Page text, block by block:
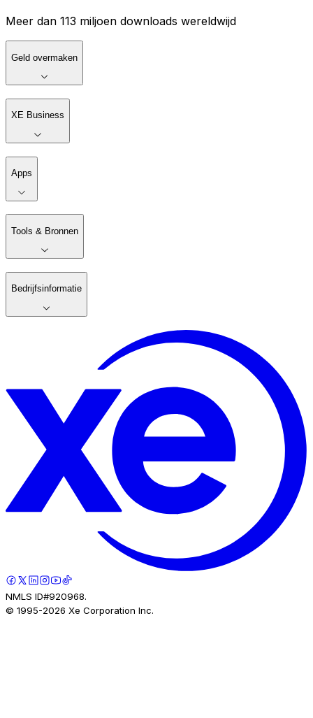
Meer dan 113 miljoen downloads wereldwijd
Geld overmaken
XE Business
Apps
Tools & Bronnen
Bedrijfsinformatie
NMLS ID#920968.
© 1995-2026 Xe Corporation Inc.